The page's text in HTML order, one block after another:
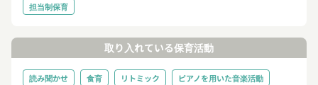
担当制保育
取り入れている保育活動
読み聞かせ 食育 リトミック
ピアノを用いた音楽活動